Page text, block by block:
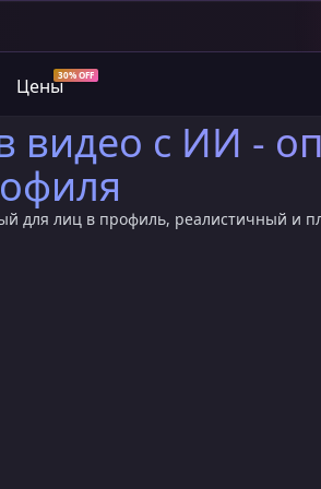
Цены30% OFF
видео с ИИ -
для лиц в профиль, реалистичный и